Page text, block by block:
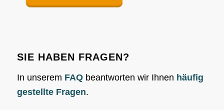
SIE HABEN FRAGEN?
In unserem FAQbeantworten wir Ihnen häufig
gestellte Fragen.